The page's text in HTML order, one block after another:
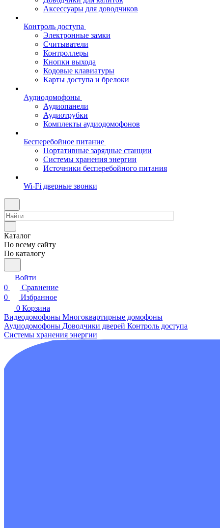
Аксессуары для доводчиков
Контроль доступа
Электронные замки
Считыватели
Контроллеры
Кнопки выхода
Кодовые клавиатуры
Карты доступа и брелоки
Аудиодомофоны
Аудиопанели
Аудиотрубки
Комплекты аудиодомофонов
Бесперебойное питание
Портативные зарядные станции
Системы хранения энергии
Источники бесперебойного питания
Wi-Fi дверные звонки
Каталог
По всему сайту
По каталогу
Войти
0
Сравнение
0
Избранное
0 Корзина
Видеодомофоны Многоквартирные домофоны
Аудиодомофоны Доводчики дверей Контроль доступа
Системы хранения энергии